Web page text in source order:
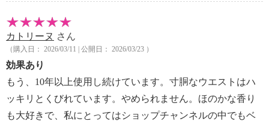
カトリーヌ さん
（購入日： 2026/03/11 | 公開日： 2026/03/23 ）
効果あり
もう、10年以上使用し続けています。寸胴なウエストはハ
ッキリとくびれています。やめられません。ほのかな香り
も大好きで、私にとってはショップチャンネルの中でもベ